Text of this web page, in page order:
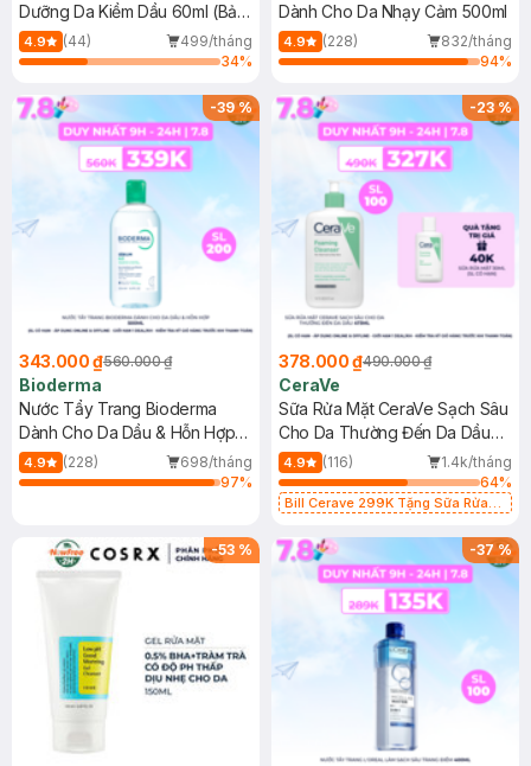
Dưỡng Da Kiềm Dầu 60ml (Bản
Mới)
4.9 (44)
499/tháng
34%
Dành Cho Da Nhạy Cảm 500ml
4.9 (228)
832/tháng
94%
-39%
343.000 ₫560.000 ₫
Bioderma
Nước Tẩy Trang Bioderma
Dành Cho Da Dầu & Hỗn Hợp
500ml
4.9 (228)
698/tháng
97%
-23%
378.000 ₫490.000 ₫
CeraVe
Sữa Rửa Mặt CeraVe Sạch Sâu
Cho Da Thường Đến Da Dầu
473ml
4.9 (116)
1.4k/tháng
64%
Bill Cerave 299K Tặng Sữa Rửa
-53 % -37%